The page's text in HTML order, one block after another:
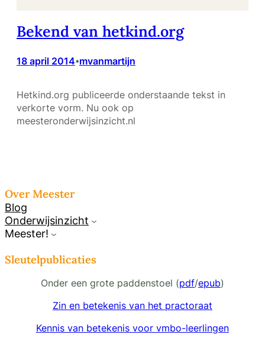
Bekend van hetkind.org
18 april 2014•mvanmartijn
Hetkind.org publiceerde onderstaande tekst in
verkorte vorm. Nu ook op
meesteronderwijsinzicht.nl
Over Meester
Blog
Onderwijsinzicht
Meester!
Sleutelpublicaties
Onder een grote paddenstoel (pdf/epub)
Zin en betekenis van het practoraat
Kennis van betekenis voor vmbo-leerlingen